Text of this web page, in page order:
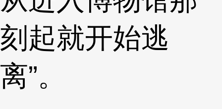
刻起就开始逃
离”。